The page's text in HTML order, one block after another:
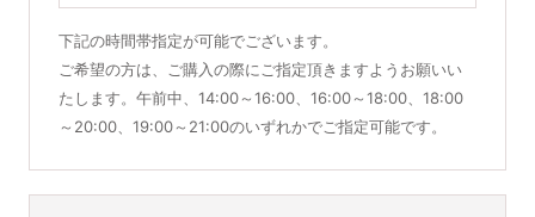
下記の時間帯指定が可能でございます。
ご希望の方は、ご購入の際にご指定頂きますようお願いい
たします。午前中、14:00～16:00、16:00～18:00、18:00
～20:00、19:00～21:00のいずれかでご指定可能です。